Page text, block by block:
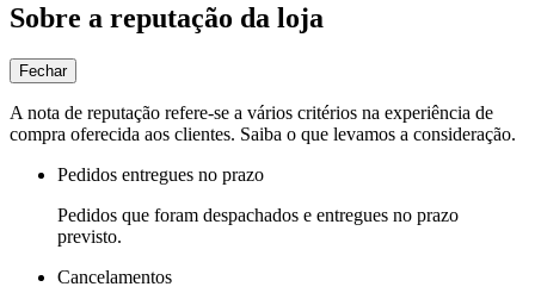
Sobre a reputação da loja
Fechar
A nota de reputação refere-se a vários critérios na experiência de
compra oferecida aos clientes. Saiba o que levamos a consideração.
Pedidos entregues no prazo
Pedidos que foram despachados e entregues no prazo
previsto.
Cancelamentos